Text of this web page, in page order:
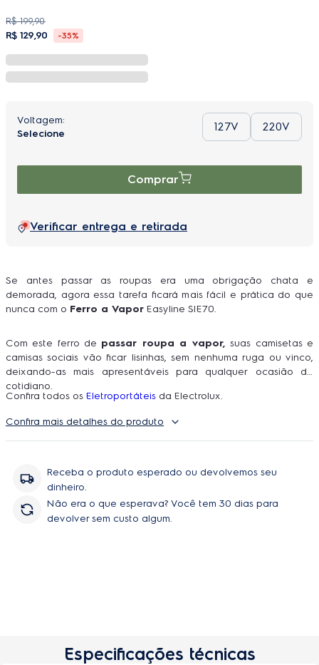
R$ 199,90
R$ 129,90 -35%
127V 220V
Comprar
Verificar entrega e retirada
Se antes passar as roupas era uma obrigação chata e
demorada, agora essa tarefa ficará mais fácil e prática do que
nunca com o Ferro a Vapor Easyline SIE70.
Com este ferro de passar roupa a vapor, suas camisetas e
camisas sociais vão ficar lisinhas, sem nenhuma ruga ou vinco,
deixando-as mais apresentáveis para qualquer ocasião do
cotidiano.
Confira todos os Eletroportáteis da Electrolux.
Confira mais detalhes do produto
Receba o produto esperado ou devolvemos seu
dinheiro.
Não era o que esperava? Você tem 30 dias para
devolver sem custo algum.
Especificações técnicas